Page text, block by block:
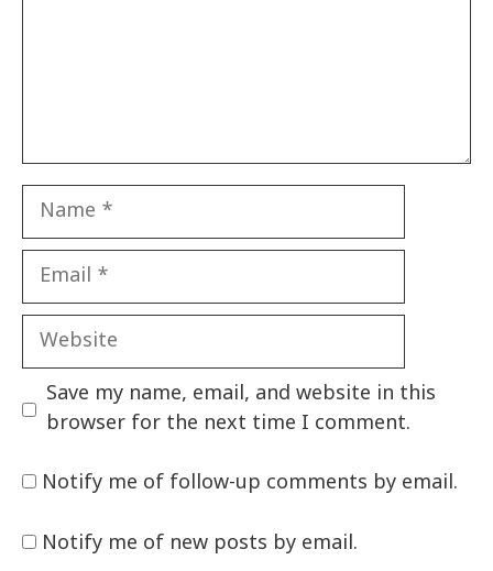
Name
Email
Website
Save my name, email, and website in this
browser for the next time I comment.
Notify me of follow-up comments by email.
Notify me of new posts by email.